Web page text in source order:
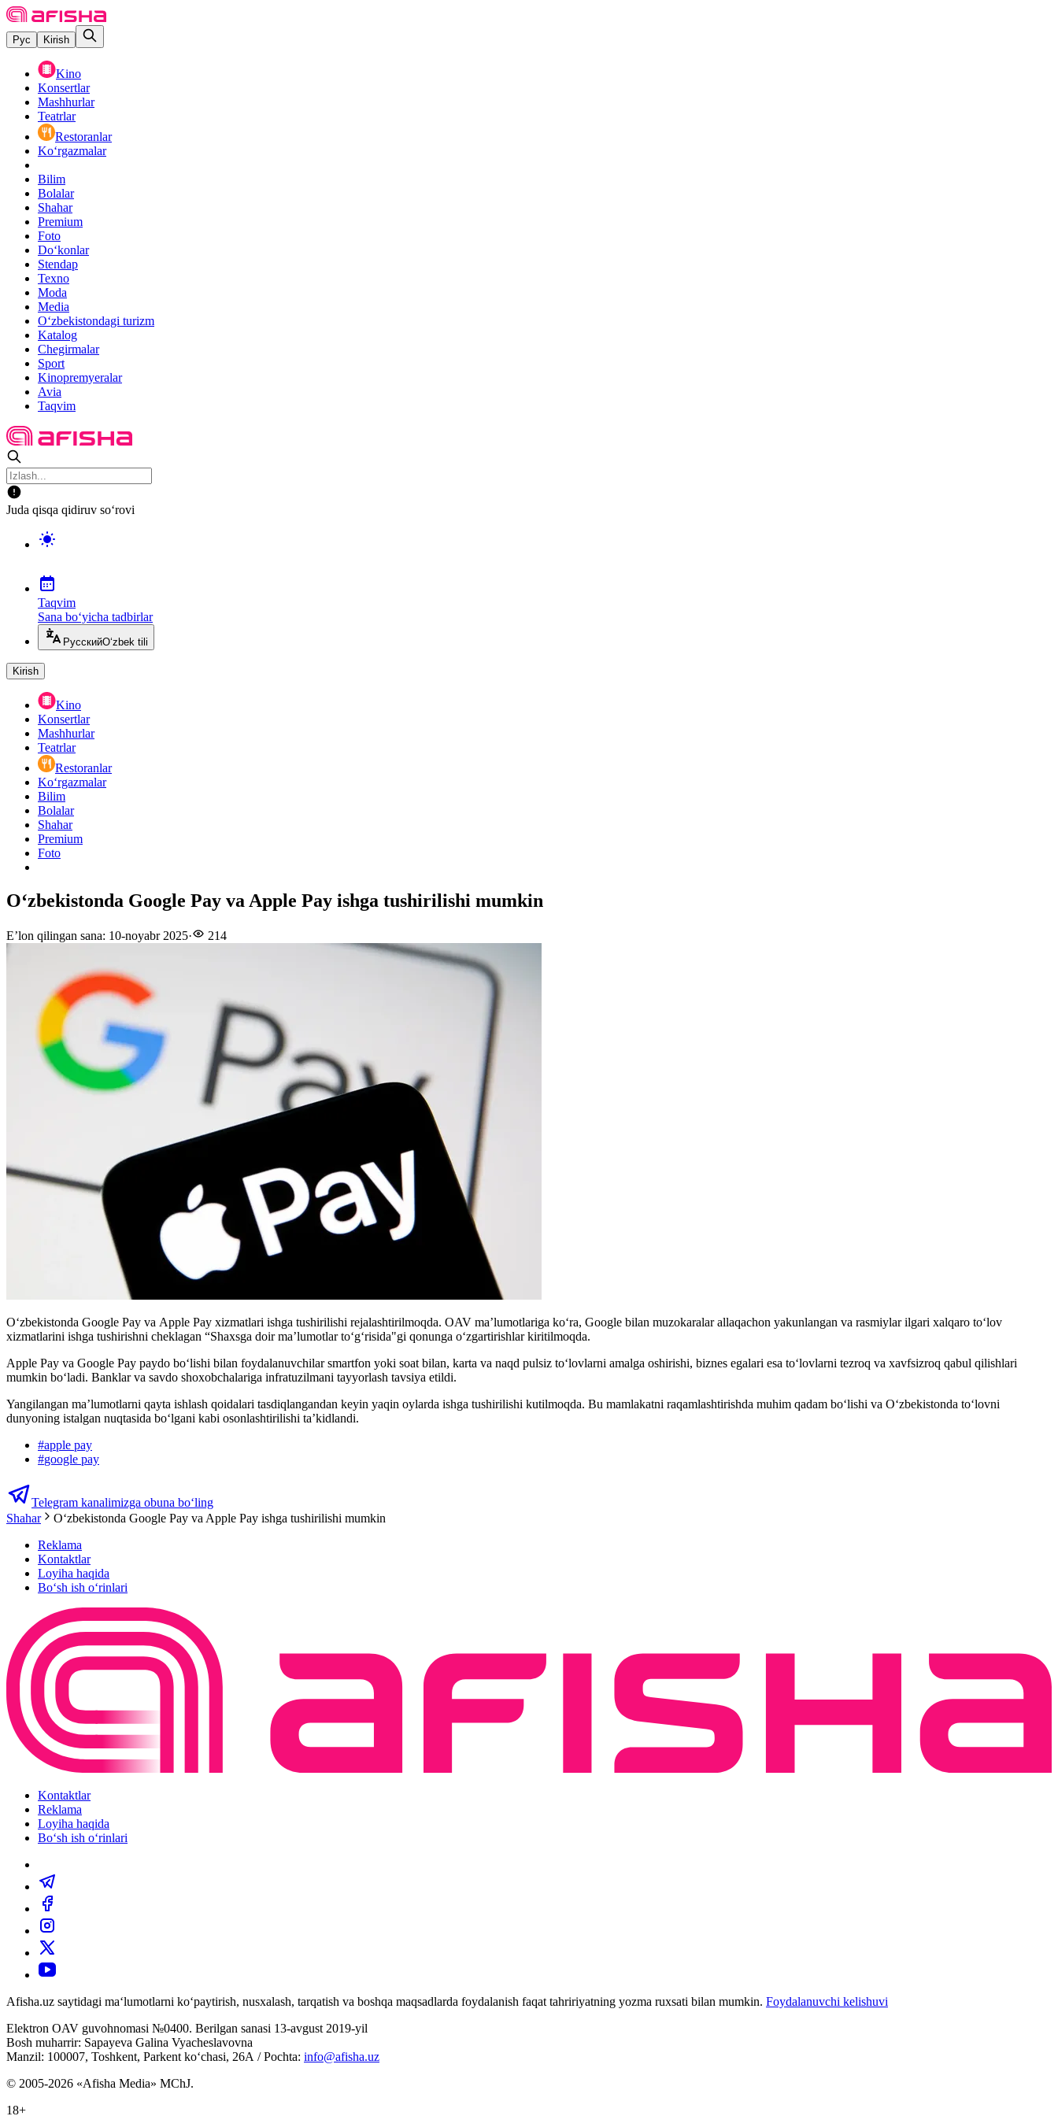
Рус Kirish
Kino
Konsertlar
Mashhurlar
Teatrlar
Restoranlar
Ko‘rgazmalar
Bilim
Bolalar
Shahar
Premium
Foto
Do‘konlar
Stendap
Texno
Moda
Media
O‘zbekistondagi turizm
Katalog
Chegirmalar
Sport
Kinopremyeralar
Avia
Taqvim
Juda qisqa qidiruv so‘rovi
Taqvim
Sana bo‘yicha tadbirlar
РусскийO‘zbek tili
Kirish
Kino
Konsertlar
Mashhurlar
Teatrlar
Restoranlar
Ko‘rgazmalar
Bilim
Bolalar
Shahar
Premium
Foto
Oʻzbekistonda Google Pay va Apple Pay ishga tushirilishi mumkin
E’lon qilingan sana: 10-noyabr 2025· 214
Oʻzbekistonda Google Pay va Apple Pay xizmatlari ishga tushirilishi rejalashtirilmoqda. OAV ma’lumotlariga ko‘ra, Google bilan muzokaralar allaqachon yakunlangan va rasmiylar ilgari xalqaro to‘lov
xizmatlarini ishga tushirishni cheklagan “Shaxsga doir ma’lumotlar to‘g‘risida"gi qonunga o‘zgartirishlar kiritilmoqda.
Apple Pay va Google Pay paydo bo‘lishi bilan foydalanuvchilar smartfon yoki soat bilan, karta va naqd pulsiz to‘lovlarni amalga oshirishi, biznes egalari esa to‘lovlarni tezroq va xavfsizroq qabul qilishlari
mumkin bo‘ladi. Banklar va savdo shoxobchalariga infratuzilmani tayyorlash tavsiya etildi.
Yangilangan ma’lumotlarni qayta ishlash qoidalari tasdiqlangandan keyin yaqin oylarda ishga tushirilishi kutilmoqda. Bu mamlakatni raqamlashtirishda muhim qadam bo‘lishi va O‘zbekistonda to‘lovni
dunyoning istalgan nuqtasida bo‘lgani kabi osonlashtirilishi ta’kidlandi.
#apple pay
#google pay
Telegram kanalimizga obuna bo‘ling
Shahar
Oʻzbekistonda Google Pay va Apple Pay ishga tushirilishi mumkin
Reklama
Kontaktlar
Loyiha haqida
Bo‘sh ish o‘rinlari
Kontaktlar
Reklama
Loyiha haqida
Bo‘sh ish o‘rinlari
Afisha.uz saytidagi ma‘lumotlarni ko‘paytirish, nusxalash, tarqatish va boshqa maqsadlarda foydalanish faqat tahririyatning yozma ruxsati bilan mumkin. Foydalanuvchi kelishuvi
Elektron OAV guvohnomasi №0400. Berilgan sanasi 13-avgust 2019-yil
Bosh muharrir: Sapayeva Galina Vyacheslavovna
Manzil: 100007, Toshkent, Parkent ko‘chasi, 26А / Pochta: info@afisha.uz
© 2005-2026 «Afisha Media» MChJ.
18+